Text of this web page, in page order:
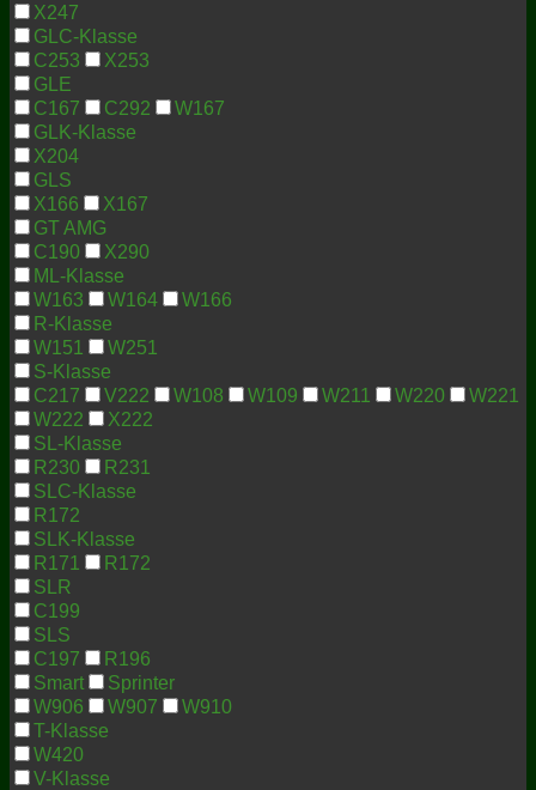
X247
GLC-Klasse
C253
X253
GLE
C167
C292
W167
GLK-Klasse
X204
GLS
X166
X167
GT AMG
C190
X290
ML-Klasse
W163
W164
W166
R-Klasse
W151
W251
S-Klasse
C217
V222 W108 W109 W211 W220
W221
W222
X222
SL-Klasse
R230
R231
SLC-Klasse
R172
SLK-Klasse
R171
R172
SLR
C199
SLS
C197
R196
Smart
Sprinter
W906
W907
W910
T-Klasse
W420
V-Klasse